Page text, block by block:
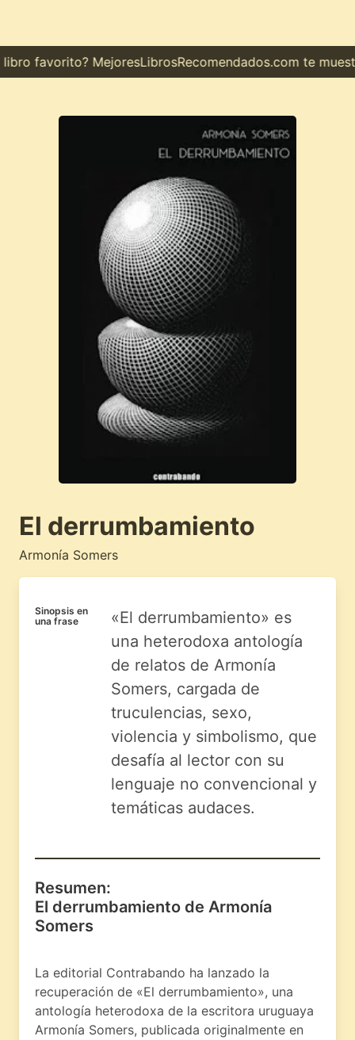
MejoresLibrosRecomendados.com te muestra
El derrumbamiento
Armonía Somers
Sinopsis en
una frase
«El derrumbamiento» es
una heterodoxa antología
de relatos de Armonía
Somers, cargada de
truculencias, sexo,
violencia y simbolismo, que
desafía al lector con su
lenguaje no convencional y
temáticas audaces.
Resumen:
El derrumbamiento de Armonía
Somers
La editorial Contrabando ha lanzado la
recuperación de «El derrumbamiento», una
antología heterodoxa de la escritora uruguaya
Armonía Somers, publicada originalmente en